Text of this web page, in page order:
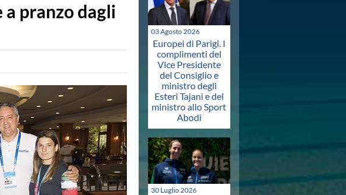
pranzo dagli
03 Agosto 2026
Europei di Parigi. I
complimenti del
Vice Presidente
del Consiglio e
ministro degli
Esteri Tajani e del
ministro allo Sport
Abodi
30 Luglio 2026